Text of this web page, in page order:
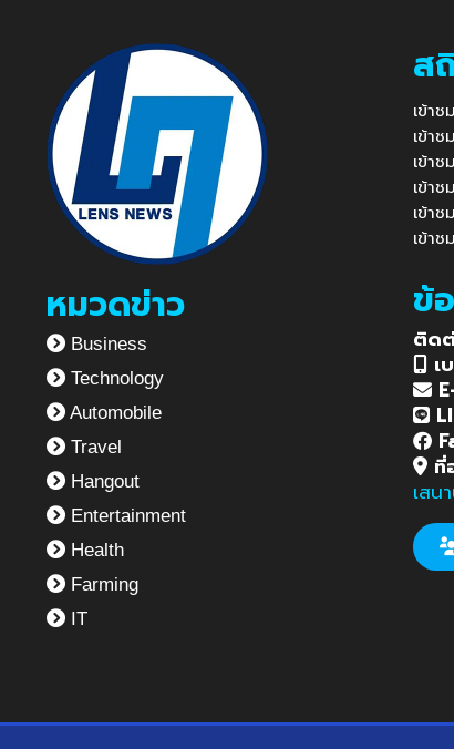
หมวดข่าว
Business
Technology
Automobile
Travel
Hangout
Entertainment
Health
Farming
IT
ส
เข้า
เข้า
เข้า
เข้า
เข้า
เข้า
ข้
ติด
เ
ที่
เสน